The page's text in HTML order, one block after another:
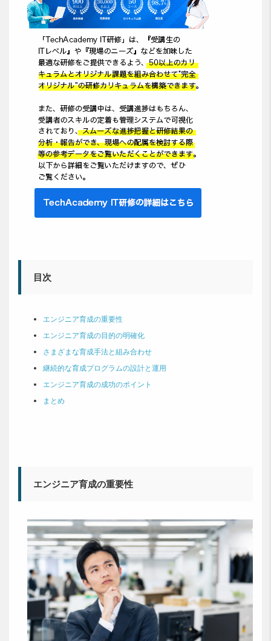
目次
エンジニア育成の重要性
エンジニア育成の目的の明確化
さまざまな育成手法と組み合わせ
継続的な育成プログラムの設計と運用
エンジニア育成の成功のポイント
まとめ
エンジニア育成の重要性